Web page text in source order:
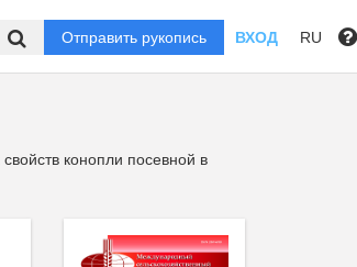
Отправить рукопись ВХОД RU
конопли посевной в